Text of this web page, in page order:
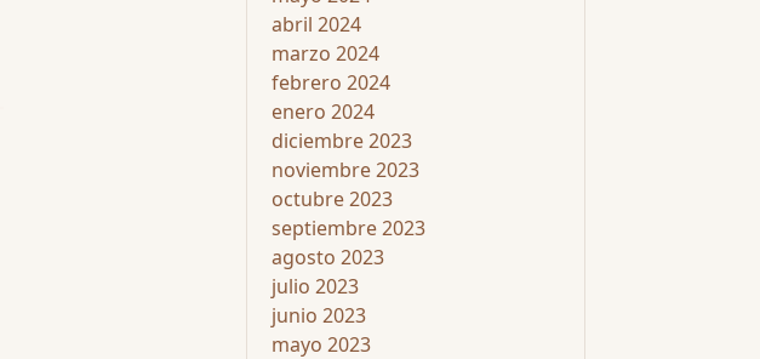
abril 2024
marzo 2024
febrero 2024
enero 2024
diciembre 2023
noviembre 2023
octubre 2023
septiembre 2023
agosto 2023
julio 2023
junio 2023
mayo 2023